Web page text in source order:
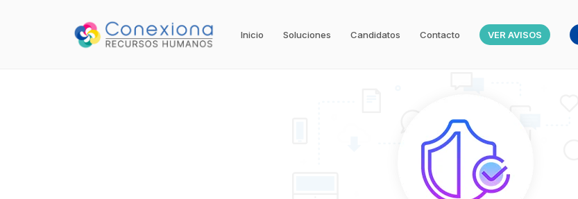
Inicio Soluciones Candidatos Contacto VER AVISOS